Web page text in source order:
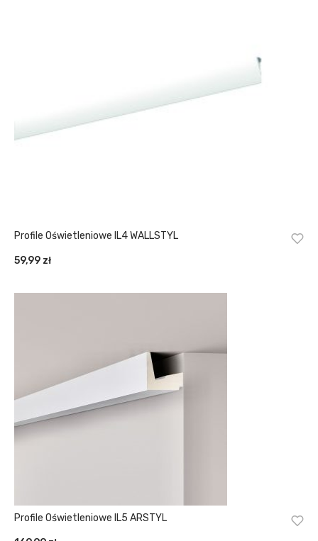
Profile Oświetleniowe IL4 WALLSTYL
59,99 zł
Profile Oświetleniowe IL5 ARSTYL